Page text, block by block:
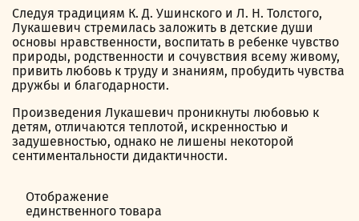
Следуя традициям К. Д. Ушинского и Л. Н. Толстого,
Лукашевич стремилась заложить в детские души
основы нравственности, воспитать в ребенке чувство
природы, родственности и сочувствия всему живому,
привить любовь к труду и знаниям, пробудить чувства
дружбы и благодарности.
Произведения Лукашевич проникнуты любовью к
детям, отличаются теплотой, искренностью и
задушевностью, однако не лишены некоторой
сентиментальности дидактичности.
Отображение
единственного товара